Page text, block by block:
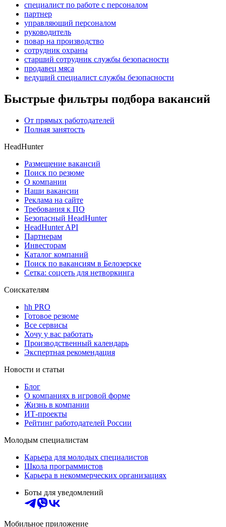
специалист по работе с персоналом
партнер
управляющий персоналом
руководитель
повар на производство
сотрудник охраны
старший сотрудник службы безопасности
продавец мяса
ведущий специалист службы безопасности
Быстрые фильтры подбора вакансий
От прямых работодателей
Полная занятость
HeadHunter
Размещение вакансий
Поиск по резюме
О компании
Наши вакансии
Реклама на сайте
Требования к ПО
Безопасный HeadHunter
HeadHunter API
Партнерам
Инвесторам
Каталог компаний
Поиск по вакансиям в Белозерске
Сетка: соцсеть для нетворкинга
Соискателям
hh PRO
Готовое резюме
Все сервисы
Хочу у вас работать
Производственный календарь
Экспертная рекомендация
Новости и статьи
Блог
О компаниях в игровой форме
Жизнь в компании
ИТ-проекты
Рейтинг работодателей России
Молодым специалистам
Карьера для молодых специалистов
Школа программистов
Карьера в некоммерческих организациях
Боты для уведомлений
Мобильное приложение